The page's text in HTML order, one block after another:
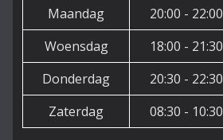
Maandag 20:00 - 22:00
Woensdag
18:00 - 21:30
Donderdag
20:30 - 22:30
Zaterdag
08:30 - 10:30